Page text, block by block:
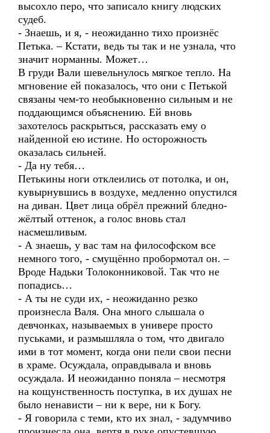
высохло перо, что записало книгу людских
судеб.
- Знаешь, и я, - неожиданно тихо произнёс
Петька. – Кстати, ведь ты так и не узнала, что
значит норманны. Может…
В груди Вали шевельнулось мягкое тепло. На
мгновение ей показалось, что они с Петькой
связаны чем-то необыкновенно сильным и не
поддающимся объяснению. Ей вновь
захотелось раскрыться, рассказать ему о
найденной ею истине. Но осторожность
оказалась сильней.
- Да ну тебя…
Петькины ноги отклеились от потолка, и он,
кувырнувшись в воздухе, медленно опустился
на диван. Цвет лица обрёл прежний бледно-
жёлтый оттенок, а голос вновь стал
насмешливым.
- А знаешь, у вас там на философском все
немного того, - смущённо пробормотал он. –
Вроде Надьки Толоконниковой. Так что не
попадись…
- А ты не суди их, - неожиданно резко
произнесла Валя. Она много слышала о
девчонках, называемых в универе просто
пуськами, и размышляла о том, что двигало
ими в тот момент, когда они пели свои песни
в храме. Осуждала, оправдывала и вновь
осуждала. И неожиданно поняла – несмотря
на кощунственность поступка, в их душах не
было ненависти – ни к вере, ни к Богу.
- Я говорила с теми, кто их знал, - задумчиво